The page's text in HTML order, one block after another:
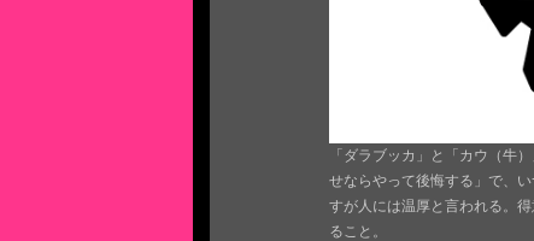
「ダラブッカ」と「カウ（牛
せならやって後悔する」で、
すが人には温厚と言われる。
ること。